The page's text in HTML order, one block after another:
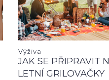
Výživa
JAK SE PŘIPRAVIT
LETNÍ GRILOVAČKY